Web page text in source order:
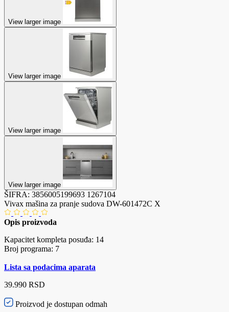
View larger image
View larger image
View larger image
View larger image
ŠIFRA: 3856005199693 1267104
Vivax mašina za pranje sudova DW-601472C X
Opis proizvoda
Kapacitet kompleta posuđa: 14
Broj programa: 7
Lista sa podacima aparata
39.990 RSD
Proizvod je dostupan odmah